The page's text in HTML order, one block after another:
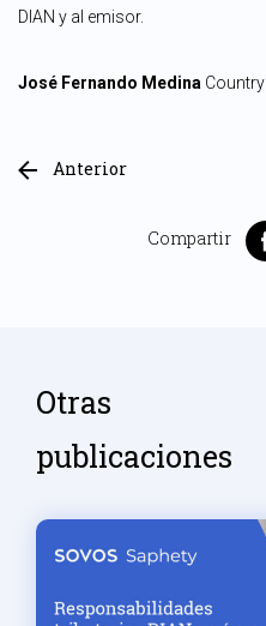
DIAN y al emisor.
José Fernando Medina
Anterior
Compartir
Otras
publicaciones